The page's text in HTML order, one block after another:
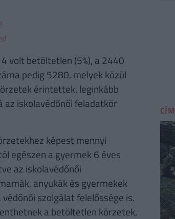
volt betöltetlen (5%), a 2440
pedig 5280, melyek közül
érintettek, leginkább
iskolavédőnői feladatkör
képest mennyi
egészen a gyermek 6 éves
az iskolavédőnői
anyukák és gyermekek
szolgálat felelőssége is.
a betöltetlen körzetek,